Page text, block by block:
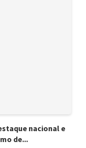
nacional e
de...